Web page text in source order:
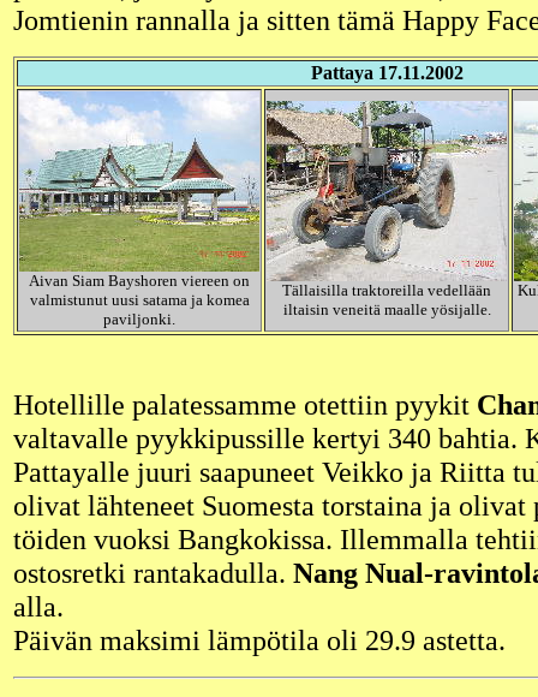
Jomtienin rannalla ja sitten tämä Happy
Pattaya 17.11.2002
Aivan Siam Bayshoren viereen on
valmistunut uusi satama ja komea
paviljonki.
Tällaisilla traktoreilla vedellään
iltaisin veneitä maalle yösijalle.
Hotellille palatessamme otettiin pyykit
valtavalle pyykkipussille kertyi 340 bahtia.
Pattayalle juuri saapuneet Veikko ja Riitta
olivat lähteneet Suomesta torstaina ja
töiden vuoksi Bangkokissa. Illemmalla
ostosretki rantakadulla. Nang Nual-
alla.
Päivän maksimi lämpötila oli 29.9 astetta.